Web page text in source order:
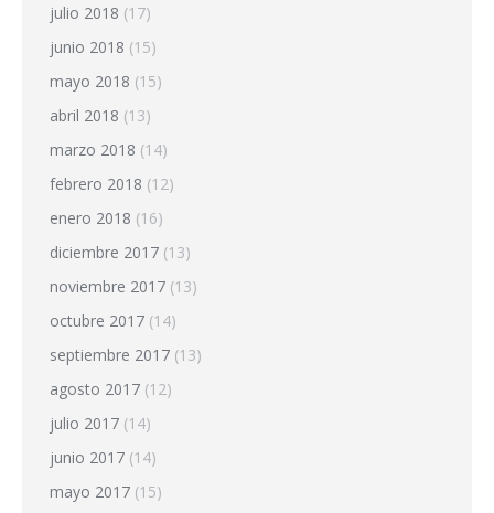
julio 2018 (17)
junio 2018 (15)
mayo 2018 (15)
abril 2018 (13)
marzo 2018 (14)
febrero 2018 (12)
enero 2018 (16)
diciembre 2017 (13)
noviembre 2017 (13)
octubre 2017 (14)
septiembre 2017 (13)
agosto 2017 (12)
julio 2017 (14)
junio 2017 (14)
mayo 2017 (15)